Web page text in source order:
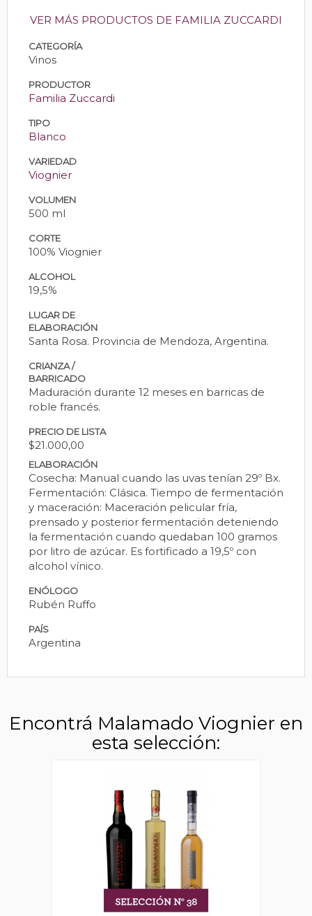
VER MÁS PRODUCTOS DE FAMILIA ZUCCARDI
CATEGORÍA
Vinos
PRODUCTOR
Familia Zuccardi
TIPO
Blanco
VARIEDAD
Viognier
VOLUMEN
500 ml
CORTE
100% Viognier
ALCOHOL
19,5%
LUGAR DE
ELABORACIÓN
Santa Rosa. Provincia de Mendoza, Argentina.
CRIANZA /
BARRICADO
Maduración durante 12 meses en barricas de
roble francés.
PRECIO DE LISTA
$21.000,00
ELABORACIÓN
Cosecha: Manual cuando las uvas tenían 29º Bx.
Fermentación: Clásica. Tiempo de fermentación
y maceración: Maceración pelicular fría,
prensado y posterior fermentación deteniendo
la fermentación cuando quedaban 100 gramos
por litro de azúcar. Es fortificado a 19,5º con
alcohol vínico.
ENÓLOGO
Rubén Ruffo
PAÍS
Argentina
Encontrá Malamado Viognier en
esta selección: